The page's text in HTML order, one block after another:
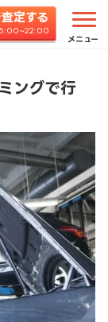
定する
8:00~22:00
メニュー
構造変更
ングで行